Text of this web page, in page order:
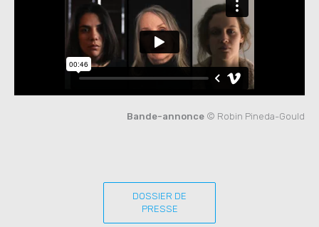
Bande-annonce © Robin Pineda-Gould
DOSSIER DE
PRESSE